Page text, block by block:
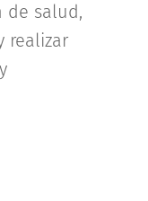
de salud,
realizar